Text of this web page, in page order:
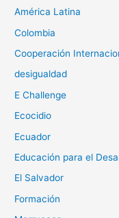
América Latina
Colombia
Cooperación
desigualdad
E Challenge
Ecocidio
Ecuador
Educación para el
El Salvador
Formación